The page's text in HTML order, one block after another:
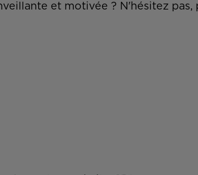
et motivée ? N'hésitez pas,